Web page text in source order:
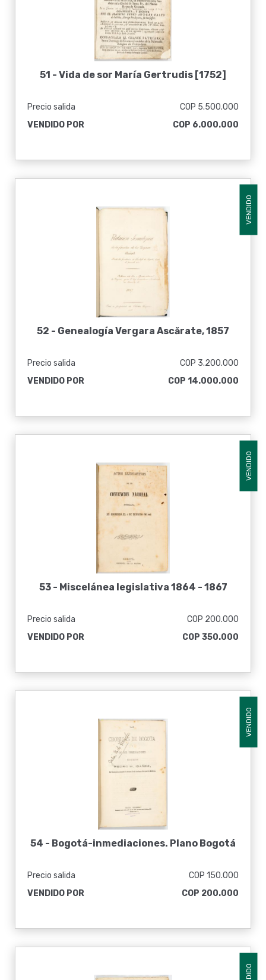
51 - Vida de sor María Gertrudis [1752]
Precio salida
COP 5.500.000
VENDIDO POR
COP 6.000.000
VENDIDO
52 - Genealogía Vergara Ascărate, 1857
Precio salida
COP 3.200.000
VENDIDO POR
COP 14.000.000
VENDIDO
53 - Miscelánea legislativa 1864 - 1867
Precio salida
COP 200.000
VENDIDO POR
COP 350.000
VENDIDO
54 - Bogotá-inmediaciones. Plano Bogotá
Precio salida
COP 150.000
VENDIDO POR
COP 200.000